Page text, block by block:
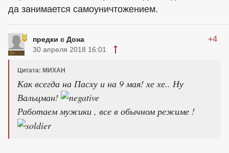
да занимается самоуничтожением.
предки с Дона +4
30 апреля 2018 16:01
Цитата: МИХАН
Как всегда на Пасху и на 9 мая! хе хе.. Ну
Вальцман!
Работаем мужики , все в обычном режиме !